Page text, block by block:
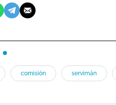
comisión servimán